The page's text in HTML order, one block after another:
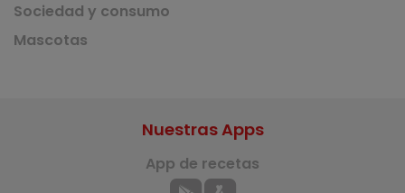
Sociedad y consumo
Mascotas
Nuestras Apps
App de recetas